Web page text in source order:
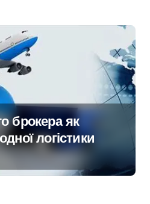
брокера як
логістики